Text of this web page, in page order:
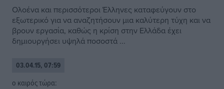
Ολοένα και περισσότεροι Έλληνες καταφεύγουν στο
εξωτερικό για να αναζητήσουν μια καλύτερη τύχη και να
βρουν εργασία, καθώς η κρίση στην Ελλάδα έχει
δημιουργήσει υψηλά ποσοστά ...
03.04.15, 07:59
o καιρός τώρα: